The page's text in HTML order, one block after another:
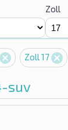
Zoll
Zoll 17
suv